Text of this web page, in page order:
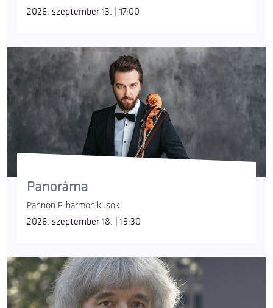
2026. szeptember 13. | 17:00
Panoráma
Pannon Filharmonikusok
2026. szeptember 18. | 19:30